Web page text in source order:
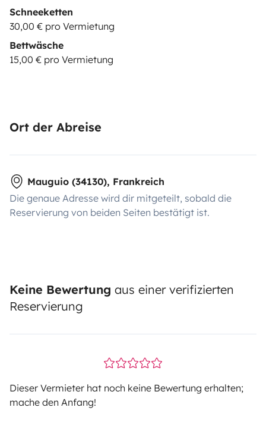
Schneeketten
30,00 € pro Vermietung
Bettwäsche
15,00 € pro Vermietung
Ort der Abreise
Mauguio (34130), Frankreich
Die genaue Adresse wird dir mitgeteilt, sobald die
Reservierung von beiden Seiten bestätigt ist.
Keine Bewertung aus einer verifizierten
Reservierung
Dieser Vermieter hat noch keine Bewertung erhalten;
mache den Anfang!